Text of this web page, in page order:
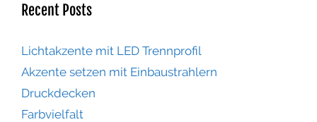
Recent Posts
Lichtakzente mit LED Trennprofil
Akzente setzen mit Einbaustrahlern
Druckdecken
Farbvielfalt